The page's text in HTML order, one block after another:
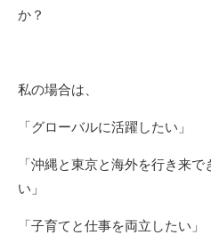
か？
私の場合は、
「グローバルに活躍したい」
「沖縄と東京と海外を行き来
い」
「子育てと仕事を両立したい」